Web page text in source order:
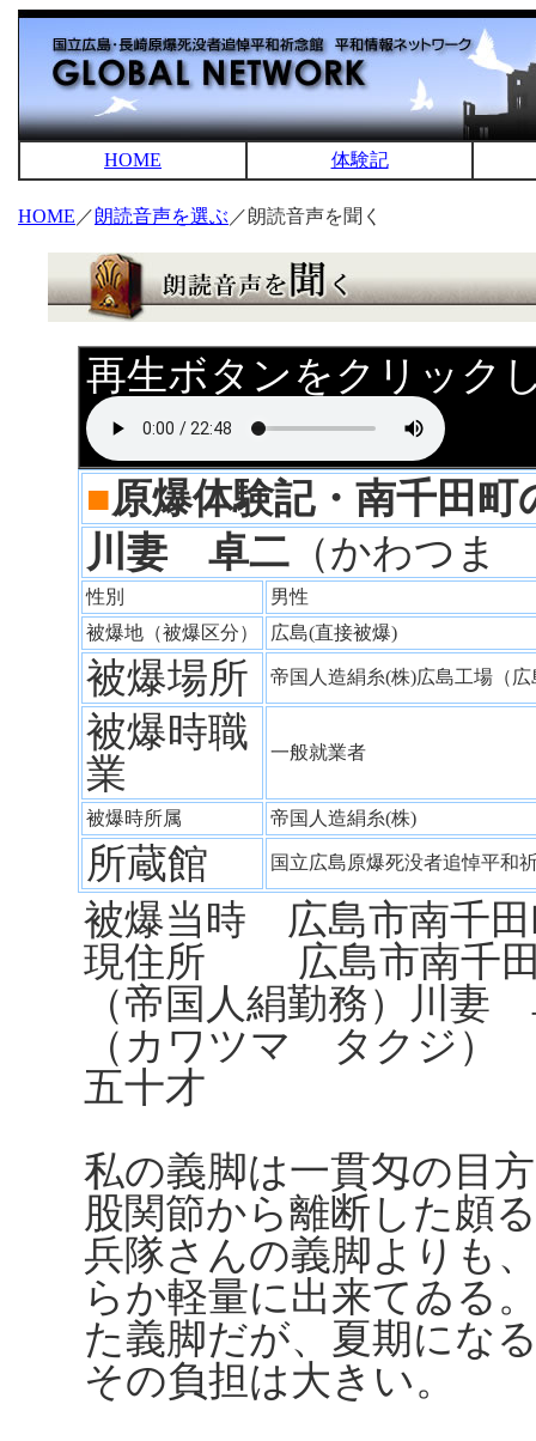
HOME 体験記
HOME ／朗読音声を選ぶ ／朗読音声を聞く
再生ボタンをクリック
■原爆体験記・南千田
川妻 卓二 （かわつ
性別
男性
被爆地（被爆区分）
広島(直接被爆)
被爆場所 帝国人造絹糸(株)広島工場（
被爆時職
業
一般就業者
被爆時所属 帝国人造絹糸(株)
所蔵館 国立広島原爆死没者追悼平
被爆当時 広島市南千
現住所 広島市南千
（帝国人絹勤務）川妻
（カワツマ タクジ）
五十才
私の義脚は一貫匁の目
股関節から離断した頗
兵隊さんの義脚よりも
らか軽量に出来てゐる
た義脚だが、夏期にな
その負担は大きい。